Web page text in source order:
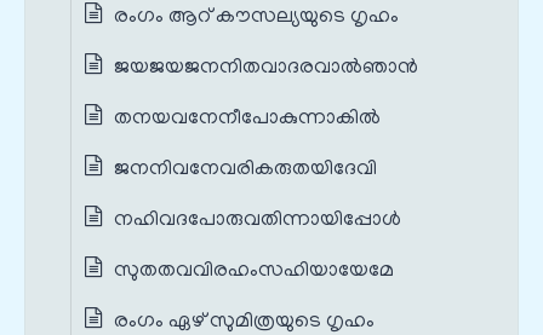
രംഗം ആറ് കൗസല്യയുടെ ഗൃഹം
ജയജയജനനിതവാദരവാല്‍ഞാന്‍
തനയവനേനീപോകുന്നാകില്‍
ജനനിവനേവരികരുതയിദേവി
നഹിവദപോരുവതിന്നായിപ്പോള്‍
സുതതവവിരഹംസഹിയായേമേ
രംഗം ഏഴ് സുമിത്രയുടെ ഗൃഹം